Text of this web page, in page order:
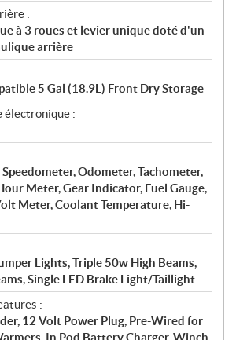
:
à 3 roues et levier unique doté d'un
arrière
5 Gal (18.9L) Front Dry Storage
électronique :
Odometer, Tachometer,
Meter, Gear Indicator, Fuel Gauge,
Meter, Coolant Temperature, Hi-
Lights, Triple 50w High Beams,
Single LED Brake Light/Taillight
:
12 Volt Power Plug, Pre-Wired for
In Pod Battery Charger, Winch